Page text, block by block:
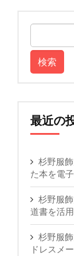
索:
最近の
杉野服
た本を電
杉野服
道書を活
杉野服
ドレスメ